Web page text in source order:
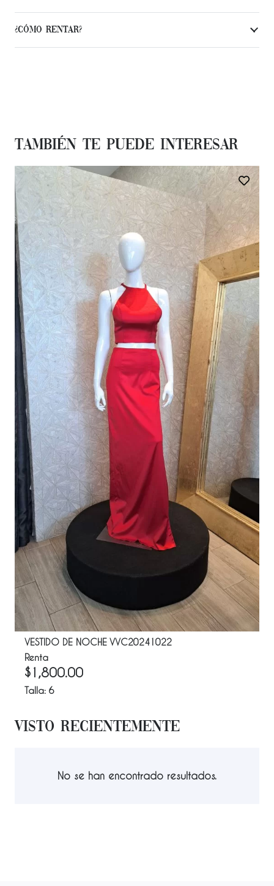
¿Cómo Rentar?
También te Puede Interesar
VESTIDO DE NOCHE VVC20241022
Renta
$ 1,800.00
Talla: 6
Visto Recientemente
No se han encontrado resultados.